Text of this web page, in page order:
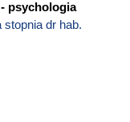
psychologia
stopnia dr hab.